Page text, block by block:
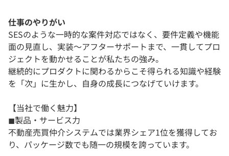
仕事のやりがい
SESのような一時的な案件対応ではなく、要件定義や機能
面の見直し、実装～アフターサポートまで、一貫してプロ
ジェクトを動かせることが私たちの強み。
継続的にプロダクトに関わるからこそ得られる知識や経験
を「次」に生かし、自身の成長につなげていけます。
【当社で働く魅力】
◼︎製品・サービス力
不動産売買仲介システムでは業界シェア1位を獲得してお
り、パッケージ数でも随一の規模を誇っています。